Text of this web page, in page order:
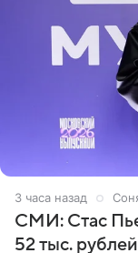
3 часа назад
СМИ: Стас
52 тыс.